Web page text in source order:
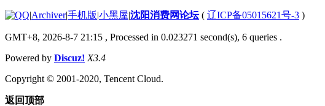
|Archiver|手机版|小黑屋|沈阳消费网论坛( 辽ICP备05015621号-3 )
GMT+8, 2026-8-7 21:15 , Processed in 0.023271 second(s), 6 queries .
Powered by Discuz! X3.4
Copyright © 2001-2020, Tencent Cloud.
返回顶部